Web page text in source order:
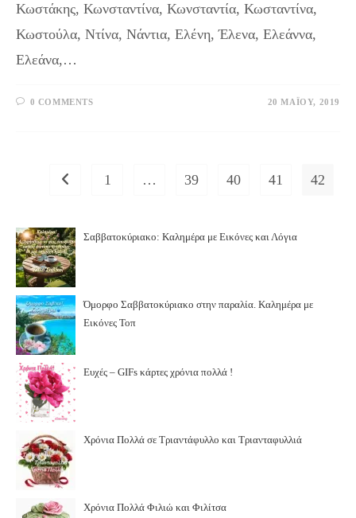
Κωστάκης, Κωνσταντίνα, Κωνσταντία, Κωσταντίνα,
Κωστούλα, Ντίνα, Νάντια, Ελένη, Έλενα, Ελεάννα,
Ελεάνα,…
0 COMMENTS 20 ΜΑΪ́ΟΥ, 2019
Go to the previous page
1 … 39 40 41 42
Σαββατοκύριακο: Καλημέρα με Εικόνες και Λόγια
Όμορφο Σαββατοκύριακο στην παραλία. Καλημέρα με
Εικόνες Τοπ
Ευχές – GIFs κάρτες χρόνια πολλά !
Χρόνια Πολλά σε Τριαντάφυλλο και Τριανταφυλλιά
Χρόνια Πολλά Φιλιώ και Φιλίτσα